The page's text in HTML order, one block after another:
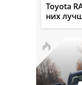
Toyota
них